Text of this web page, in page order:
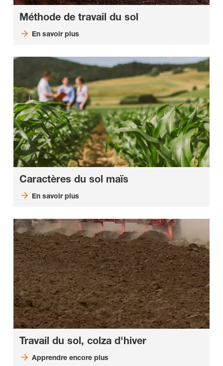
Méthode de travail du sol
En savoir plus
Caractères du sol maïs
En savoir plus
Travail du sol, colza d'hiver
Apprendre encore plus